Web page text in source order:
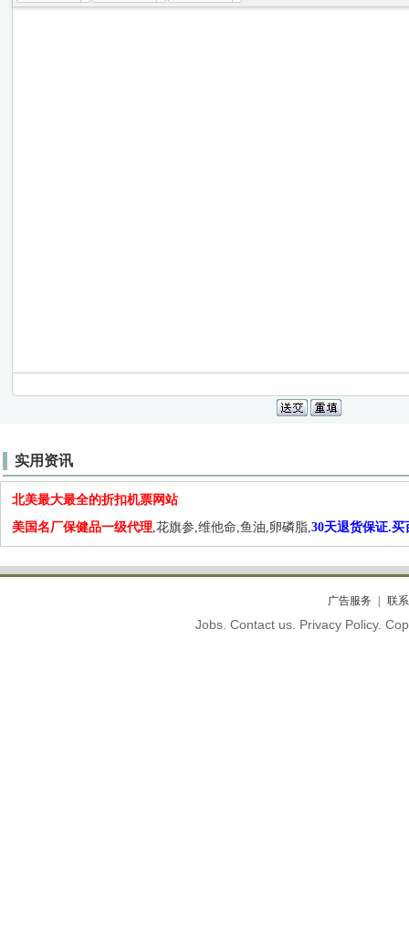
实用资讯
北美最大最全的折扣机票网站
美国名厂保健品一级代理,花旗参,维他命,鱼油,卵磷脂,30天退货保证.买
广告服务 联
Jobs. Contact us. Privacy Policy.